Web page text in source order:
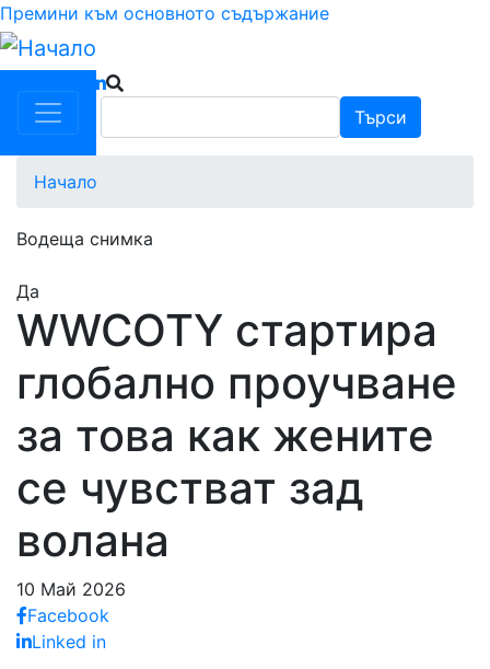
Премини към основното съдържание
Търси
Начало
Водеща снимка
Да
WWCOTY стартира
глобално проучване
за това как жените
се чувстват зад
волана
10 Май 2026
Facebook
Linked in